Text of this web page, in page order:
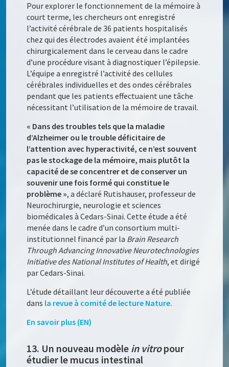
Pour explorer le fonctionnement de la mémoire à
court terme, les chercheurs ont enregistré
l’activité cérébrale de 36 patients hospitalisés
chez qui des électrodes avaient été implantées
chirurgicalement dans le cerveau dans le cadre
d’une procédure visant à diagnostiquer l’épilepsie.
L’équipe a enregistré l’activité des cellules
cérébrales individuelles et des ondes cérébrales
pendant que les patients effectuaient une tâche
nécessitant l’utilisation de la mémoire de travail.
« Dans des troubles tels que la maladie
d’Alzheimer ou le trouble déficitaire de
l’attention avec hyperactivité, ce n’est souvent
pas le stockage de la mémoire, mais plutôt la
capacité de se concentrer et de conserver un
souvenir une fois formé qui constitue le
problème », a déclaré Rutishauser, professeur de
Neurochirurgie, neurologie et sciences
biomédicales à Cedars-Sinai. Cette étude a été
menée dans le cadre d’un consortium multi-
institutionnel financé par la Brain Research
Through Advancing Innovative Neurotechnologies
Initiative des National Institutes of Health, et dirigé
par Cedars-Sinai.
L’étude détaillant leur découverte a été publiée
dans la revue à comité de lecture Nature.
En savoir plus (EN)
13. Un nouveau modèle in vitropour
étudier le mucus intestinal